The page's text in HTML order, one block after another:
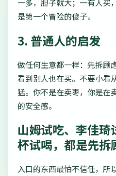
是第一个冒险的傻子。
3. 普通人的启发
做任何生意都一样：先拆顾
看到别人也在买。不要小看
猛。你不是在卖枣，你是在
的安全感。
山姆试吃、李佳
杯试喝，都是先拆
入口的东西最怕不信任，所